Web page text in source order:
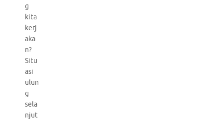
g
kita
kerj
aka
n?
Situ
asi
ulun
g
sela
njut